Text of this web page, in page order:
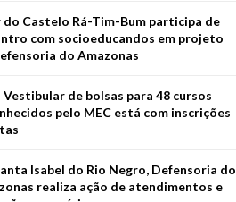
Castelo Rá-Tim-Bum participa de
com socioeducandos em projeto
do Amazonas
Vestibular de bolsas para 48 cursos
pelo MEC está com inscrições
Isabel do Rio Negro, Defensoria do
realiza ação de atendimentos e